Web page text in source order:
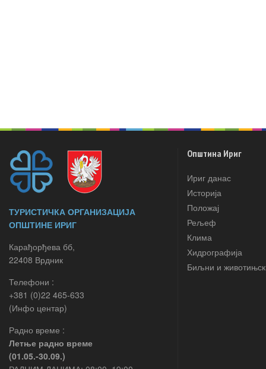
ТУРИСТИЧКА ОРГАНИЗАЦИЈА
ОПШТИНЕ ИРИГ
Карађорђева бб,
22408 Врдник
Телефони :
+381 (0)22 465-633
(Инфо центар)
Радно време :
Летње радно време
(01.05.-30.09.)
Општина Ириг
Ириг данас
Историја
Положај
Рељеф
Клима
Хидрографија
Биљни и